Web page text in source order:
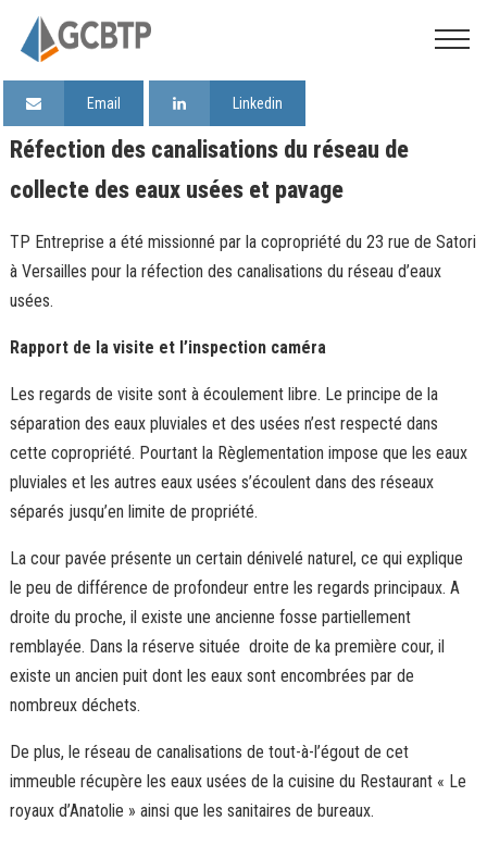
Email Linkedin
Réfection des canalisations du réseau de
collecte des eaux usées et pavage
TP Entreprise a été missionné par la copropriété du 23 rue de Satori
à Versailles pour la réfection des canalisations du réseau d’eaux
usées.
Rapport de la visite et l’inspection caméra
Les regards de visite sont à écoulement libre. Le principe de la
séparation des eaux pluviales et des usées n’est respecté dans
cette copropriété. Pourtant la Règlementation impose que les eaux
pluviales et les autres eaux usées s’écoulent dans des réseaux
séparés jusqu’en limite de propriété.
La cour pavée présente un certain dénivelé naturel, ce qui explique
le peu de différence de profondeur entre les regards principaux. A
droite du proche, il existe une ancienne fosse partiellement
remblayée. Dans la réserve située droite de ka première cour, il
existe un ancien puit dont les eaux sont encombrées par de
nombreux déchets.
De plus, le réseau de canalisations de tout-à-l’égout de cet
immeuble récupère les eaux usées de la cuisine du Restaurant « Le
royaux d’Anatolie » ainsi que les sanitaires de bureaux.